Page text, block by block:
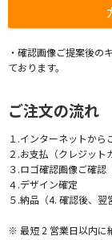
・確認画像ご提案後の
ております。
ご注文の流れ
１.インターネットから
２.お支払（クレジット
３.ロゴ確認画像ご確認
４.デザイン確定
５.納品（4. 確認後、翌
※ 最短 2 営業日以内に